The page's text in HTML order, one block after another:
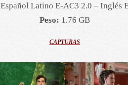
Español Latino E-AC3 2.0 – Inglés
Peso: 1.76 GB
CAPTURAS